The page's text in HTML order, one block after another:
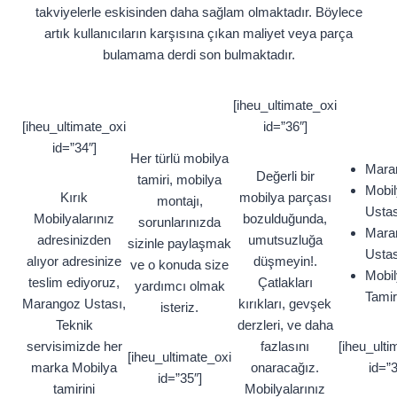
takviyelerle eskisinden daha sağlam olmaktadır. Böylece
artık kullanıcıların karşısına çıkan maliyet veya parça
bulamama derdi son bulmaktadır.
[iheu_ultimate_oxi
id=”34″]
Kırık
Mobilyalarınız
adresinizden
alıyor adresinize
teslim ediyoruz,
Marangoz Ustası,
Teknik
servisimizde her
marka Mobilya
tamirini
Her türlü mobilya
tamiri, mobilya
montajı,
sorunlarınızda
sizinle paylaşmak
ve o konuda size
yardımcı olmak
isteriz.
[iheu_ultimate_oxi
id=”35″]
[iheu_ultimate_oxi
id=”36″]
Değerli bir
mobilya parçası
bozulduğunda,
umutsuzluğa
düşmeyin!.
Çatlakları
kırıkları, gevşek
derzleri, ve daha
fazlasını
onaracağız.
Mobilyalarınız